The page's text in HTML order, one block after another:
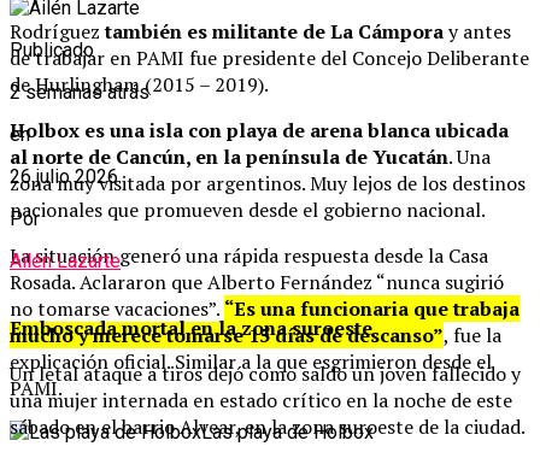
Rodrígueztambién es militante de La Cámporay antes
de trabajar en PAMI fue presidente del Concejo Deliberante
de Hurlingham (2015 – 2019).
Holbox es una isla con playa de arena blanca ubicada
al norte de Cancún, en la península de Yucatán. Una
zona muy visitada por argentinos. Muy lejos de los destinos
nacionales que promueven desde el gobierno nacional.
La situación generó una rápida respuesta desde la Casa
Rosada. Aclararon que Alberto Fernández “nunca sugirió
no tomarse vacaciones”. “Es una funcionaria que trabaja
mucho y merece tomarse 15 días de descanso”, fue la
explicación oficial. Similar a la que esgrimieron desde el
PAMI.
Las playa de Holbox
Publicado
2 semanas atrás
en
26 julio 2026
Por
Ailén Lazarte
Emboscada mortal en la zona suroeste
Un letal ataque a tiros dejó como saldo un joven fallecido y
una mujer internada en estado crítico en la noche de este
sábado en el barrio Alvear, en la zona suroeste de la ciudad.